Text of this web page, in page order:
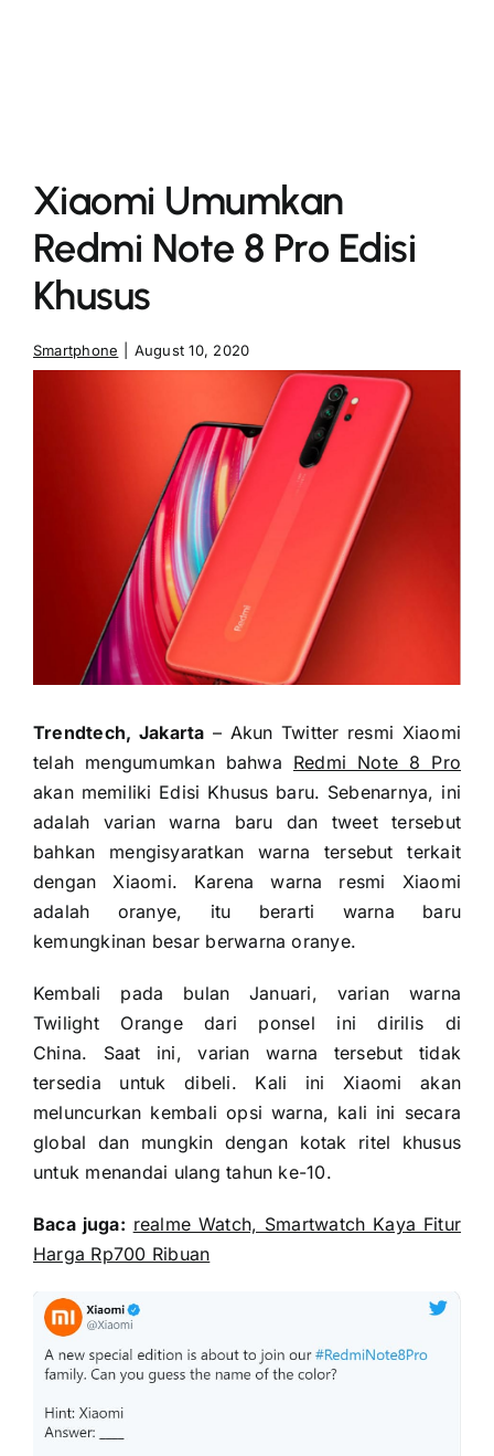
Xiaomi Umumkan
Redmi Note 8 Pro Edisi
Khusus
Smartphone August 10, 2020
Trendtech, Jakarta – Akun Twitter resmi Xiaomi
telah mengumumkan bahwa Redmi Note 8 Pro
akan memiliki Edisi Khusus baru. Sebenarnya, ini
adalah varian warna baru dan tweet tersebut
bahkan mengisyaratkan warna tersebut terkait
dengan Xiaomi. Karena warna resmi Xiaomi
adalah oranye, itu berarti warna baru
kemungkinan besar berwarna oranye.
Kembali pada bulan Januari, varian warna
Twilight Orange dari ponsel ini dirilis di
China. Saat ini, varian warna tersebut tidak
tersedia untuk dibeli. Kali ini Xiaomi akan
meluncurkan kembali opsi warna, kali ini secara
global dan mungkin dengan kotak ritel khusus
untuk menandai ulang tahun ke-10.
Baca juga: realme Watch, Smartwatch Kaya Fitur
Harga Rp700 Ribuan